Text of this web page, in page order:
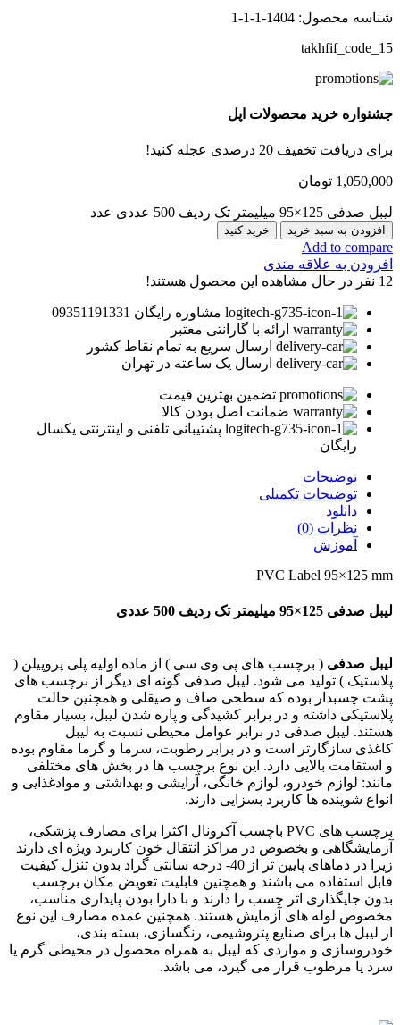
شناسه محصول: 1404-1-1-1
takhfif_code_15
جشنواره خرید محصولات اپل
برای دریافت تخفیف 20 درصدی عجله کنید!
1,050,000 تومان
لیبل صدفی 125×95 میلیمتر تک ردیف 500 عددی عدد
افزودن به سبد خرید خرید کنید
Add to compare
افزودن به علاقه مندی
12 نفر در حال مشاهده این محصول هستند!
مشاوره رایگان 09351191331
ارائه با گارانتی معتبر
ارسال سریع به تمام نقاط کشور
ارسال یک ساعته در تهران
تضمین بهترین قیمت
ضمانت اصل بودن کالا
پشتیبانی تلفنی و اینترنتی یکسال
رایگان
توضیحات
توضیحات تکمیلی
دانلود
نظرات (0)
آموزش
PVC Label 95×125 mm
لیبل صدفی 125×95 میلیمتر تک ردیف 500 عددی
لیبل صدفی ( برچسب های پی وی سی ) از ماده اولیه پلی پروپیلن (
پلاستیک ) تولید می شود. لیبل صدفی گونه ای دیگر از برچسب های
پشت چسبدار بوده که سطحی صاف و صیقلی و همچنین حالت
پلاستیکی داشته و در برابر کشیدگی و پاره شدن لیبل، بسیار مقاوم
هستند. لیبل صدفی در برابر عوامل محیطی نسبت به لیبل
کاغذی سازگارتر است و در برابر رطوبت، سرما و گرما مقاوم بوده
و استقامت بالایی دارد. این نوع برچسب ها در بخش های مختلفی
مانند: لوازم خودرو، لوازم خانگی، آرایشی و بهداشتی و موادغذایی و
انواع شوینده ها کاربرد بسزایی دارند.
برچسب های PVC باچسب آکرونال اکثرا برای مصارف پزشکی،
آزمایشگاهی و بخصوص در مراکز انتقال خون کاربرد ویژه ای دارند
زیرا در دماهای پایین تر از 40- درجه سانتی گراد بدون تنزل کیفیت
قابل استفاده می باشند و همچنین قابلیت تعویض مکان برچسب
بدون جایگذاری اثر چسب را دارند و با دارا بودن پایداری مناسب،
مخصوص لوله های آزمایش هستند. همچنین عمده مصارف این نوع
از لیبل ها برای صنایع پتروشیمی، رنگسازی، بسته بندی،
خودروسازی و مواردی که لیبل به همراه محصول در محیطی گرم یا
سرد یا مرطوب قرار می گیرد، می باشد.